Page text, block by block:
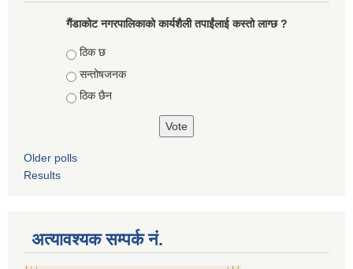
गैंडाकोट नगरपालिकाको कार्यशैली तपाईंलाई कस्तो लाग्छ ?
Choices
ठिक छ
सन्तोषजनक
ठिक छैन
Older polls
Results
अत्यावश्यक सम्पर्क नं.